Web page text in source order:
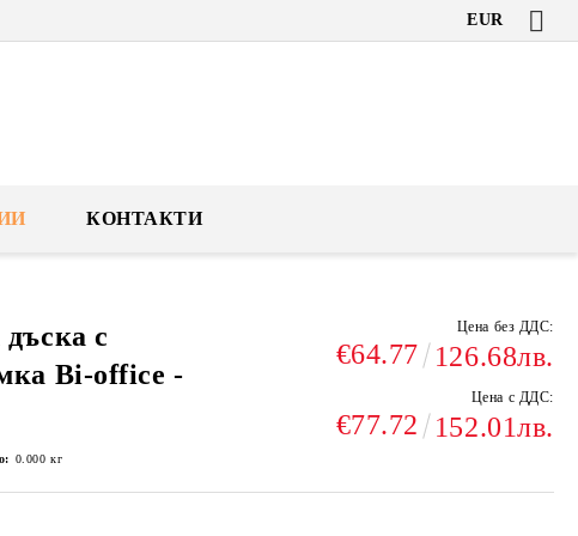
EUR
КОНТАКТИ
с
Bi-office -
Цена без ДДС:
€64.77 126.68лв.
Цена с ДДС:
€77.72 152.01лв.
0.000 кг